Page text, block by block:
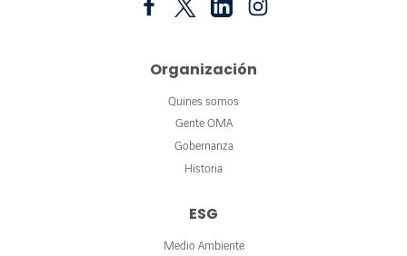
Organización
Quines somos
Gente OMA
Gobernanza
Historia
ESG
Medio Ambiente